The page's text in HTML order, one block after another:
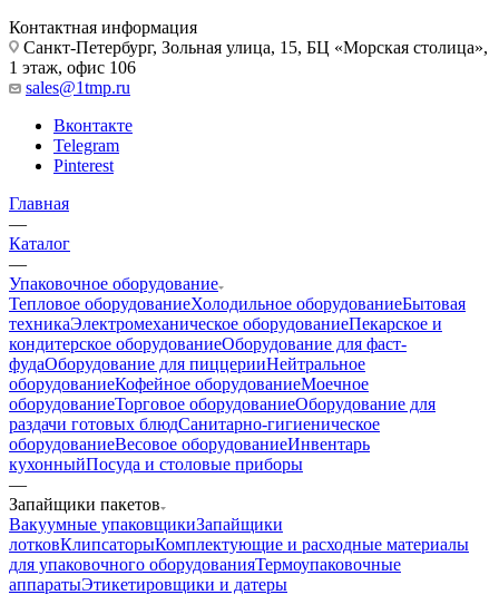
Контактная информация
Санкт-Петербург, Зольная улица, 15, БЦ «Морская столица»,
1 этаж, офис 106
sales@1tmp.ru
Вконтакте
Telegram
Pinterest
Главная
—
Каталог
—
Упаковочное оборудование
Тепловое оборудованиеХолодильное оборудованиеБытовая
техникаЭлектромеханическое оборудованиеПекарское и
кондитерское оборудованиеОборудование для фаст-
фудаОборудование для пиццерииНейтральное
оборудованиеКофейное оборудованиеМоечное
оборудованиеТорговое оборудованиеОборудование для
раздачи готовых блюдСанитарно-гигиеническое
оборудованиеВесовое оборудованиеИнвентарь
кухонныйПосуда и столовые приборы
—
Запайщики пакетов
Вакуумные упаковщикиЗапайщики
лотковКлипсаторыКомплектующие и расходные материалы
для упаковочного оборудованияТермоупаковочные
аппаратыЭтикетировщики и датеры